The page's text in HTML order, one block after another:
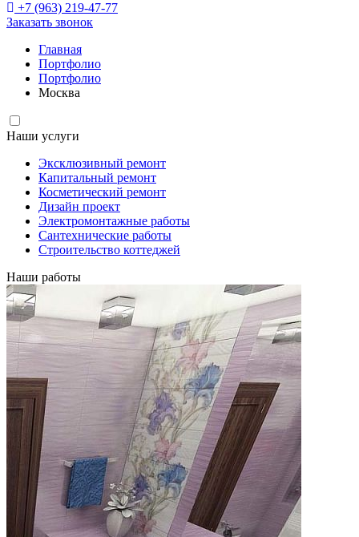
+7 (963) 219-47-77
Заказать звонок
Главная
Портфолио
Портфолио
Москва
Наши услуги
Эксклюзивный ремонт
Капитальный ремонт
Косметический ремонт
Дизайн проект
Электромонтажные работы
Сантехнические работы
Строительство коттеджей
Наши работы